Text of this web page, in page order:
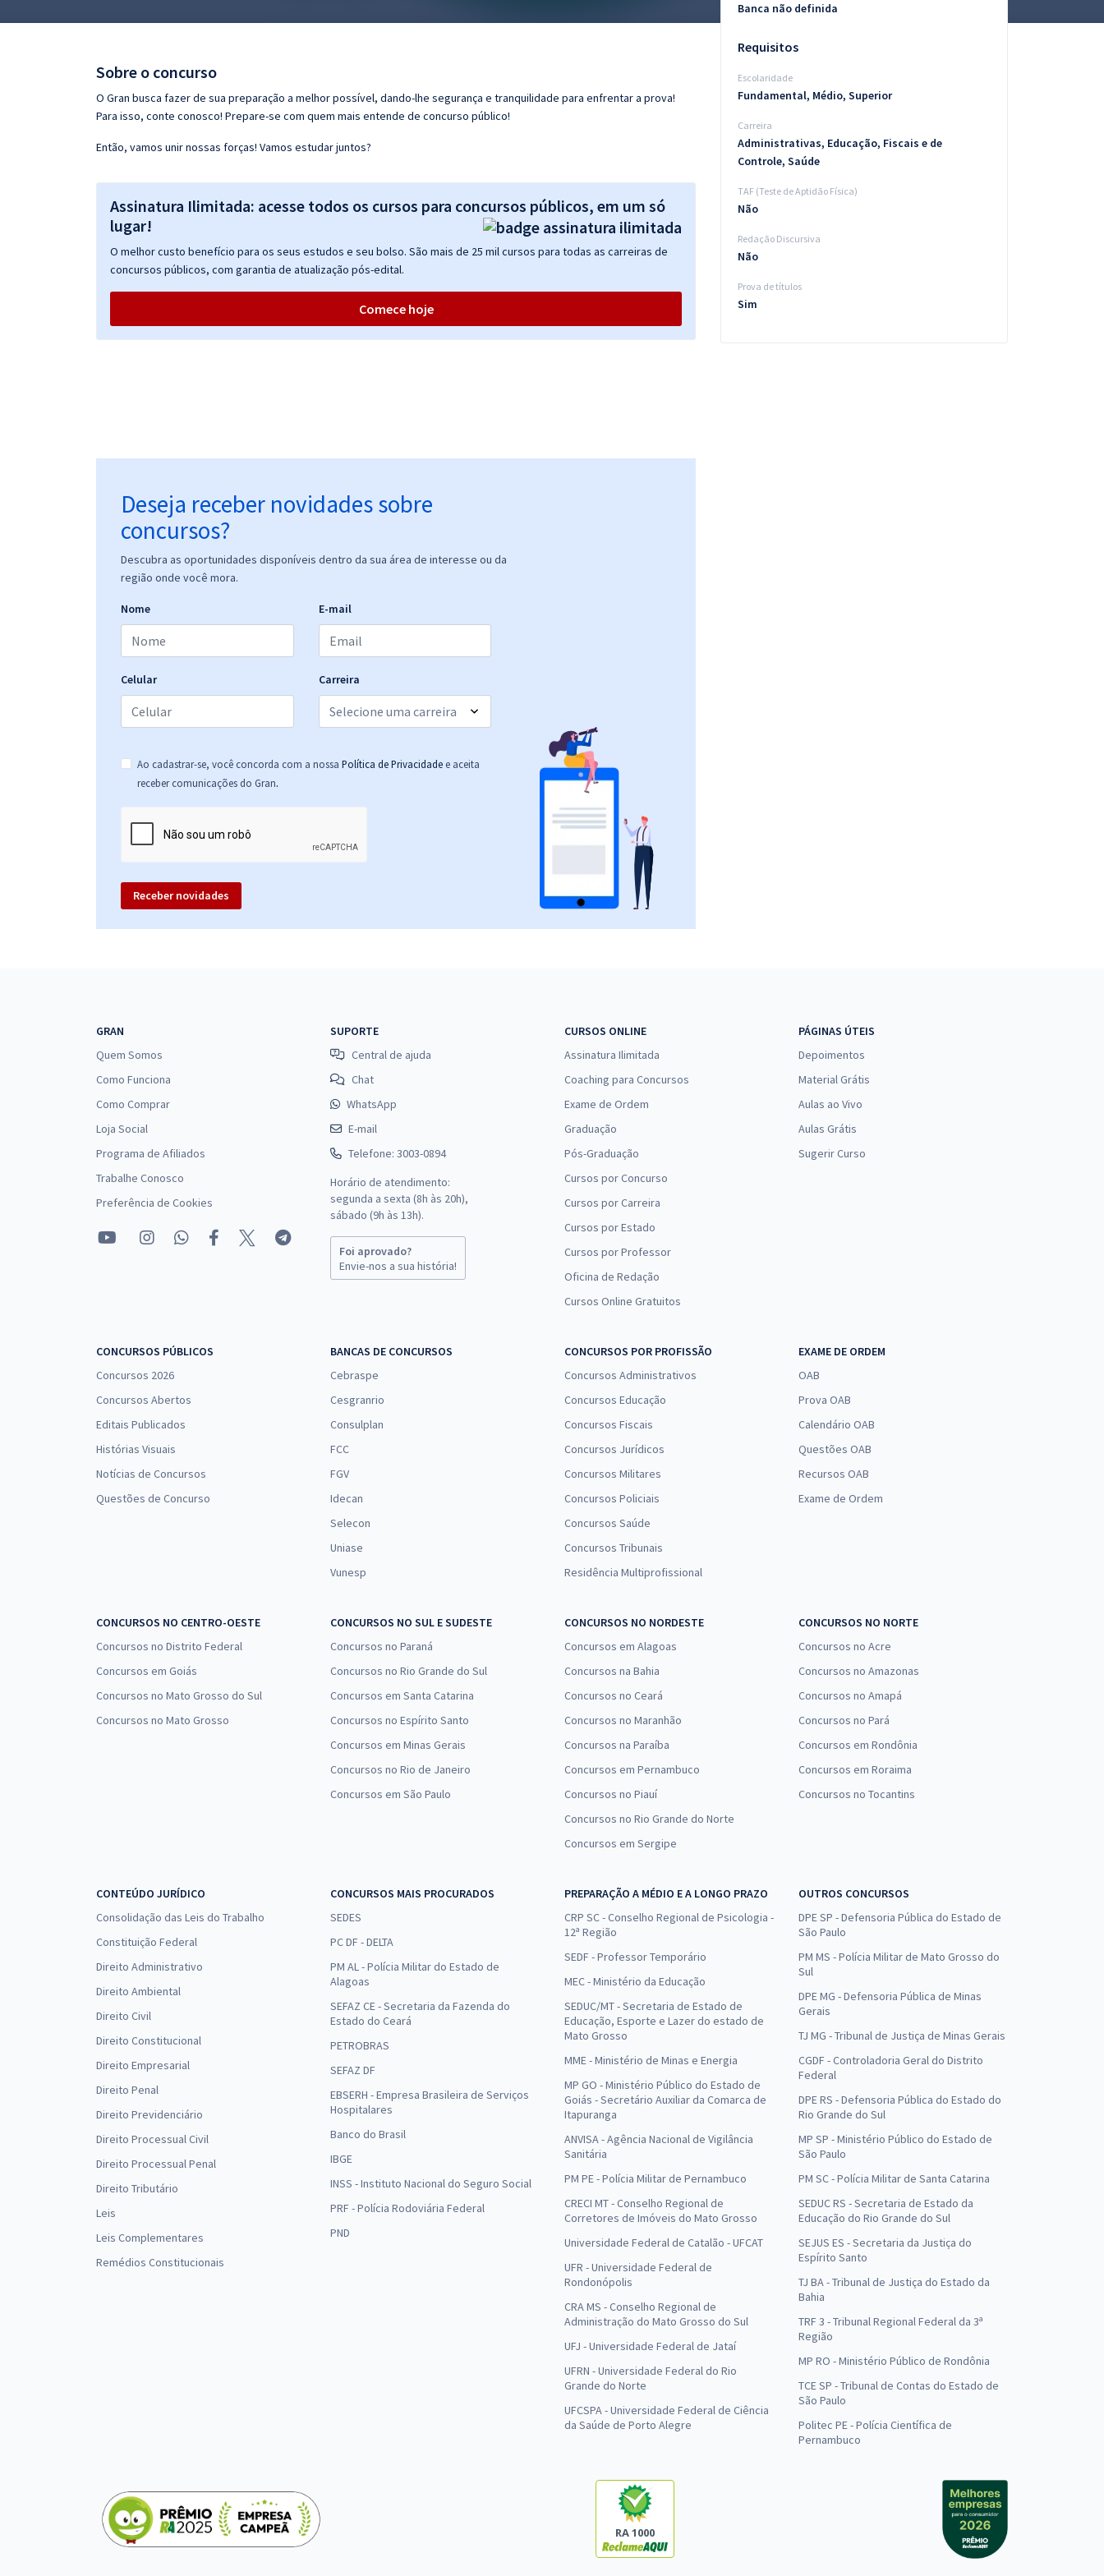
Conteúdo gratuito
Sobre o concurso
O Gran busca fazer de sua preparação a melhor possível, dando-lhe segurança e tranquilidade para enfrentar a prova!
Para isso, conte conosco! Prepare-se com quem mais entende de concurso público!
Então, vamos unir nossas forças! Vamos estudar juntos?
Assinatura Ilimitada: acesse todos os cursos para concursos públicos, em um só
lugar!
O melhor custo benefício para os seus estudos e seu bolso. São mais de 25 mil cursos para todas as carreiras de
concursos públicos, com garantia de atualização pós-edital.
Comece hoje
Deseja receber novidades sobre
concursos?
Descubra as oportunidades disponíveis dentro da sua área de interesse ou da
região onde você mora.
Nome E-mail
Celular Carreira
Ao cadastrar-se, você concorda com a nossa Política de Privacidade e aceita
receber comunicações do Gran.
Receber novidades
Banca não definida
Requisitos
Escolaridade
Fundamental, Médio, Superior
Carreira
Administrativas, Educação, Fiscais e de
Controle, Saúde
TAF (Teste de Aptidão Física)
Não
Redação Discursiva
Não
Prova de títulos
Sim
GRAN
Quem Somos
Como Funciona
Como Comprar
Loja Social
Programa de Afiliados
Trabalhe Conosco
Preferência de Cookies
SUPORTE
Central de ajuda
Chat
WhatsApp
E-mail
Telefone: 3003-0894
Horário de atendimento:
segunda a sexta (8h às 20h),
sábado (9h às 13h).
Foi aprovado?
Envie-nos a sua história!
CURSOS ONLINE
Assinatura Ilimitada
Coaching para Concursos
Exame de Ordem
Graduação
Pós-Graduação
Cursos por Concurso
Cursos por Carreira
Cursos por Estado
Cursos por Professor
Oficina de Redação
Cursos Online Gratuitos
PÁGINAS ÚTEIS
Depoimentos
Material Grátis
Aulas ao Vivo
Aulas Grátis
Sugerir Curso
CONCURSOS PÚBLICOS
Concursos 2026
Concursos Abertos
Editais Publicados
Histórias Visuais
Notícias de Concursos
Questões de Concurso
BANCAS DE CONCURSOS
Cebraspe
Cesgranrio
Consulplan
FCC
FGV
Idecan
Selecon
Uniase
Vunesp
CONCURSOS POR PROFISSÃO
Concursos Administrativos
Concursos Educação
Concursos Fiscais
Concursos Jurídicos
Concursos Militares
Concursos Policiais
Concursos Saúde
Concursos Tribunais
Residência Multiprofissional
EXAME DE ORDEM
OAB
Prova OAB
Calendário OAB
Questões OAB
Recursos OAB
Exame de Ordem
CONCURSOS NO CENTRO-OESTE
Concursos no Distrito Federal
Concursos em Goiás
Concursos no Mato Grosso do Sul
Concursos no Mato Grosso
CONCURSOS NO SUL E SUDESTE
Concursos no Paraná
Concursos no Rio Grande do Sul
Concursos em Santa Catarina
Concursos no Espírito Santo
Concursos em Minas Gerais
Concursos no Rio de Janeiro
Concursos em São Paulo
CONCURSOS NO NORDESTE
Concursos em Alagoas
Concursos na Bahia
Concursos no Ceará
Concursos no Maranhão
Concursos na Paraíba
Concursos em Pernambuco
Concursos no Piauí
Concursos no Rio Grande do Norte
Concursos em Sergipe
CONCURSOS NO NORTE
Concursos no Acre
Concursos no Amazonas
Concursos no Amapá
Concursos no Pará
Concursos em Rondônia
Concursos em Roraima
Concursos no Tocantins
CONTEÚDO JURÍDICO
Consolidação das Leis do Trabalho
Constituição Federal
Direito Administrativo
Direito Ambiental
Direito Civil
Direito Constitucional
Direito Empresarial
Direito Penal
Direito Previdenciário
Direito Processual Civil
Direito Processual Penal
Direito Tributário
Leis
Leis Complementares
Remédios Constitucionais
CONCURSOS MAIS PROCURADOS
SEDES
PC DF - DELTA
PM AL - Polícia Militar do Estado de
Alagoas
SEFAZ CE - Secretaria da Fazenda do
Estado do Ceará
PETROBRAS
SEFAZ DF
EBSERH - Empresa Brasileira de Serviços
Hospitalares
Banco do Brasil
IBGE
INSS - Instituto Nacional do Seguro Social
PRF - Polícia Rodoviária Federal
PND
PREPARAÇÃO A MÉDIO E A LONGO PRAZO
CRP SC - Conselho Regional de Psicologia -
12ª Região
SEDF - Professor Temporário
MEC - Ministério da Educação
SEDUC/MT - Secretaria de Estado de
Educação, Esporte e Lazer do estado de
Mato Grosso
MME - Ministério de Minas e Energia
MP GO - Ministério Público do Estado de
Goiás - Secretário Auxiliar da Comarca de
Itapuranga
ANVISA - Agência Nacional de Vigilância
Sanitária
PM PE - Polícia Militar de Pernambuco
CRECI MT - Conselho Regional de
Corretores de Imóveis do Mato Grosso
Universidade Federal de Catalão - UFCAT
UFR - Universidade Federal de
Rondonópolis
CRA MS - Conselho Regional de
Administração do Mato Grosso do Sul
UFJ - Universidade Federal de Jataí
UFRN - Universidade Federal do Rio
Grande do Norte
UFCSPA - Universidade Federal de Ciência
da Saúde de Porto Alegre
OUTROS CONCURSOS
DPE SP - Defensoria Pública do Estado de
São Paulo
PM MS - Polícia Militar de Mato Grosso do
Sul
DPE MG - Defensoria Pública de Minas
Gerais
TJ MG - Tribunal de Justiça de Minas Gerais
CGDF - Controladoria Geral do Distrito
Federal
DPE RS - Defensoria Pública do Estado do
Rio Grande do Sul
MP SP - Ministério Público do Estado de
São Paulo
PM SC - Polícia Militar de Santa Catarina
SEDUC RS - Secretaria de Estado da
Educação do Rio Grande do Sul
SEJUS ES - Secretaria da Justiça do
Espírito Santo
TJ BA - Tribunal de Justiça do Estado da
Bahia
TRF 3 - Tribunal Regional Federal da 3ª
Região
MP RO - Ministério Público de Rondônia
TCE SP - Tribunal de Contas do Estado de
São Paulo
Politec PE - Polícia Científica de
Pernambuco
RA 1000